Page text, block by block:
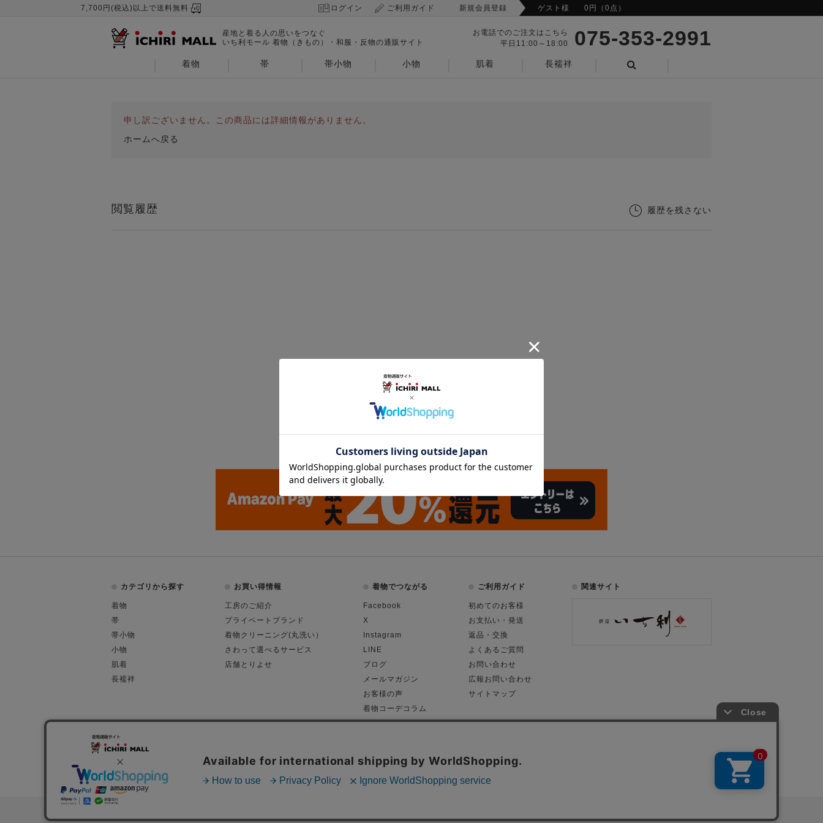
7,700円(税込)以上で送料無料 ログイン ご利用ガイド 新規会員登録 ゲスト様 0円（0点）
産地と着る人の思いをつなぐ
いち利モール 着物（きもの）・和服・反物の通販サイト
お電話でのご注文はこちら
平日11:00～18:00
075-353-2991
着物 帯 帯小物 小物 肌着
長襦袢
申し訳ございません。この商品には詳細情報がありません。
ホームへ戻る
閲覧履歴 履歴を残さない
カテゴリから探す
着物
帯
帯小物
小物
肌着
長襦袢
お買い得情報
工房のご紹介
プライベートブランド
着物クリーニング(丸洗い）
さわって選べるサービス
店舗とりよせ
着物でつながる
Facebook
X
Instagram
LINE
ブログ
メールマガジン
お客様の声
着物コーデコラム
ご利用ガイド
初めてのお客様
お支払い・発送
返品・交換
よくあるご質問
お問い合わせ
広報お問い合わせ
サイトマップ
関連サイト